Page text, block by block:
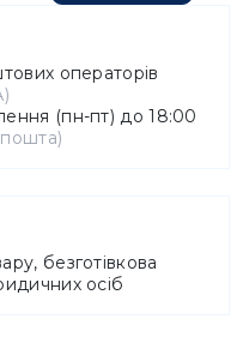
операторів
(пн-пт) до 18:00
безготівкова
осіб